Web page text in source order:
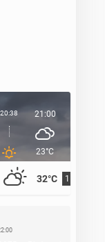
32°C 15°C
20:38 21:00
23°C